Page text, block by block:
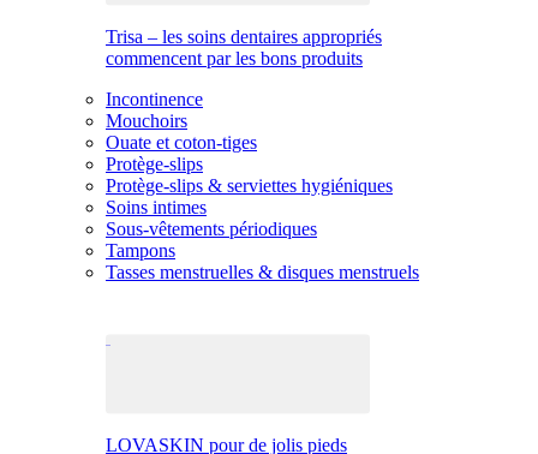
Trisa – les soins dentaires appropriés
commencent par les bons produits
Incontinence
Mouchoirs
Ouate et coton-tiges
Protège-slips
Protège-slips & serviettes hygiéniques
Soins intimes
Sous-vêtements périodiques
Tampons
Tasses menstruelles & disques menstruels
LOVASKIN pour de jolis pieds